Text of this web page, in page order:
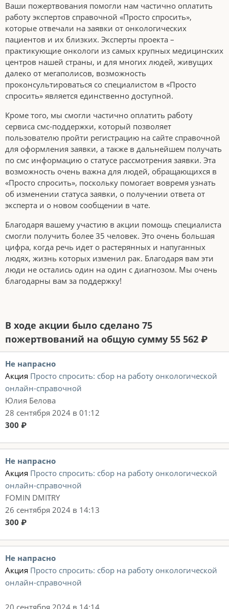
Ваши пожертвования помогли нам частично оплатить
работу экспертов справочной «Просто спросить»,
которые отвечали на заявки от онкологических
пациентов и их близких. Эксперты проекта –
практикующие онкологи из самых крупных медицинских
центров нашей страны, и для многих людей, живущих
далеко от мегаполисов, возможность
проконсультироваться со специалистом в «Просто
спросить» является единственно доступной.
Кроме того, мы смогли частично оплатить работу
сервиса смс-поддержки, который позволяет
пользователю пройти регистрацию на сайте справочной
для оформления заявки, а также в дальнейшем получать
по смс информацию о статусе рассмотрения заявки. Эта
возможность очень важна для людей, обращающихся в
«Просто спросить», поскольку помогает вовремя узнать
об изменении статуса заявки, о получении ответа от
эксперта и о новом сообщении в чате.
Благодаря вашему участию в акции помощь специалиста
смогли получить более 35 человек. Это очень большая
цифра, когда речь идет о растерянных и напуганных
людях, жизнь которых изменил рак. Благодаря вам эти
люди не остались один на один с диагнозом. Мы очень
благодарны вам за поддержку!
В ходе акции было сделано 75
пожертвований на общую сумму 55 562 ₽
Не напрасно
Акция Просто спросить: сбор на работу онкологической
онлайн-справочной
Юлия Белова
28 сентября 2024 в 01:12
300 ₽
Не напрасно
Акция Просто спросить: сбор на работу онкологической
онлайн-справочной
FOMIN DMITRY
26 сентября 2024 в 14:13
300 ₽
Не напрасно
Акция Просто спросить: сбор на работу онкологической
онлайн-справочной